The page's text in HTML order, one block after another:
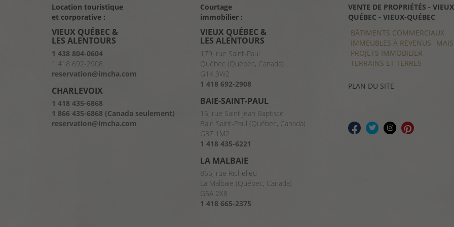
Location touristique
et corporative :
VIEUX QUÉBEC &
LES ALENTOURS
1 438 804-0604
1 418 692-2908
reservation@imcha.com
CHARLEVOIX
1 418 435-6868
1 866 435-6868 (Canada seulement)
reservation@imcha.com
Courtage
immobilier :
VIEUX QUÉBEC &
LES ALENTOURS
179, rue Saint-Paul
Québec (Québec, Canada)
G1K 3W2
1 418 692-2908
BAIE-SAINT-PAUL
15, rue Saint Jean Baptiste
Baie Saint-Paul (Québec, Canada)
G3Z 1M2
1 418 435-6221
LA MALBAIE
865, rue Richelieu
La Malbaie (Québec, Canada)
G5A 2X8
1 418 665-2375
VENTE DE PROPRIÉTÉS -
QUÉBEC - VIEUX-QUÉBEC
BÂTIMENTS COMMERCIAUX
IMMEUBLES À REVENUS
PROJETS IMMOBILIER
TERRAINS ET TERRES
VENTE DE PROPRIÉTÉS -
- VIEUX-QUÉBEC
BÂTIMENTS COMMERCIAUX
IMMEUBLES À REVENUS
PROJETS IMMOBILIER
TERRAINS ET TERRES
PLAN DU SITE